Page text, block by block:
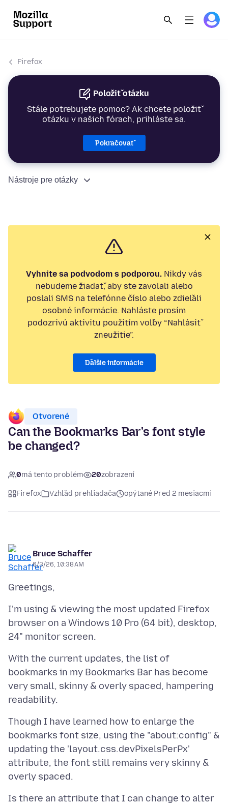
Firefox
Položiť otázku
Stále potrebujete pomoc? Ak chcete položiť
otázku v našich fórach, prihláste sa.
Pokračovať
Nástroje pre otázky
Vyhnite sa podvodom s podporou. Nikdy vás
nebudeme žiadať, aby ste zavolali alebo
poslali SMS na telefónne číslo alebo zdieľali
osobné informácie. Nahláste prosím
podozrivú aktivitu použitím voľby “Nahlásiť
zneužitie”.
Ďalšie informácie
Otvorené
Can the Bookmarks Bar's font style
be changed?
0má tento problém 20zobrazení
Firefox Vzhľad prehliadača opýtané Pred 2 mesiacmi
Bruce Schaffer
6/3/26, 10:38 AM
I'm using & viewing the most updated Firefox
browser on a Windows 10 Pro (64 bit), desktop,
With the current updates, the list of
bookmarks in my Bookmarks Bar has become
very small, skinny & overly spaced, hampering
Though I have learned how to enlarge the
bookmarks font size, using the "about:config" &
updating the 'layout.css.devPixelsPerPx'
attribute, the font still remains very skinny &
Is there an attribute that I can change to alter